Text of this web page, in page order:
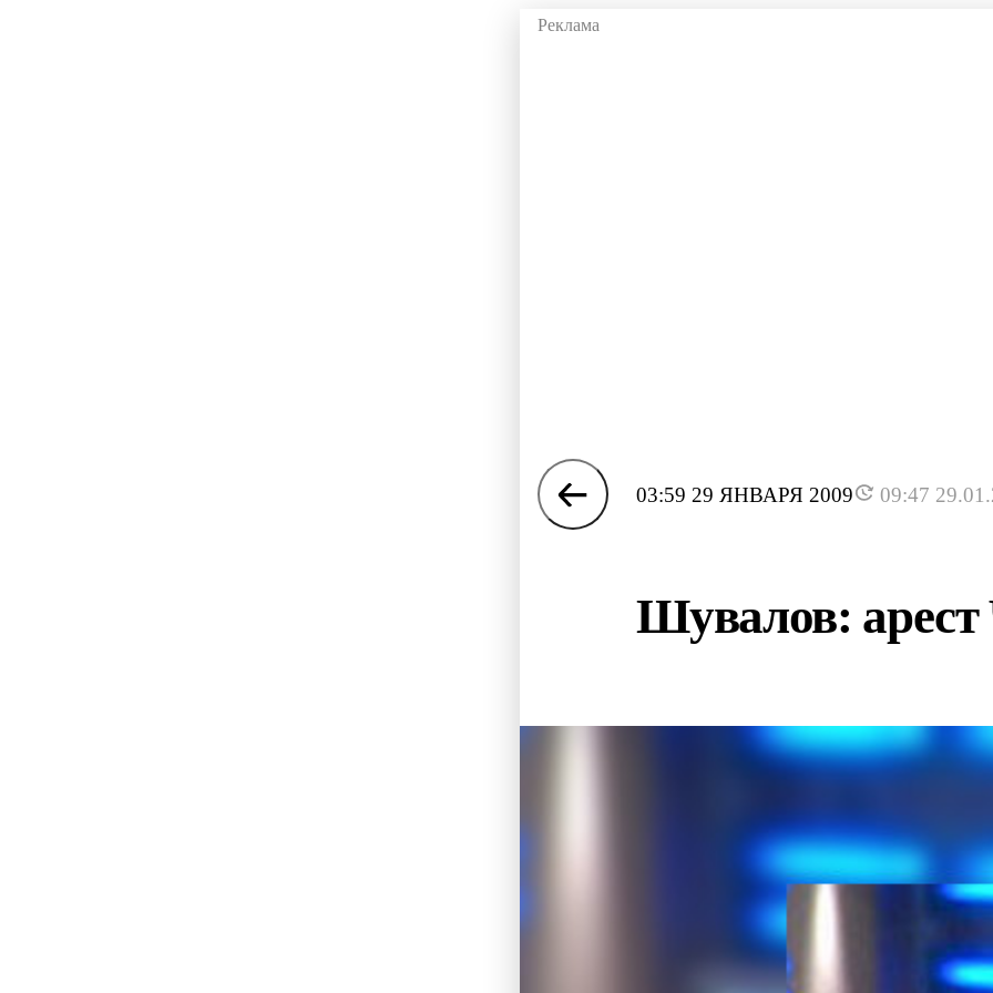
03:59 29 ЯНВАРЯ 2009 09:47
Шувалов: арест